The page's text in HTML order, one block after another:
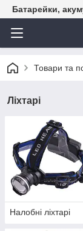
Батарейки,
Товари та
Ліхтарі
Налобні ліхтарі